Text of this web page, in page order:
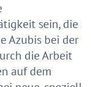
sein, die
Azubis bei der
die Arbeit
auf dem